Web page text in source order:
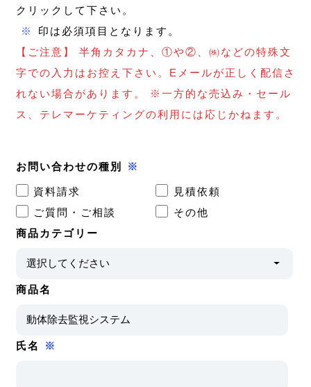
クリックして下さい。
※
印は必須項目となります。
【ご注意】 半角カタカナ、①や②、㈱などの特殊文
字での入力はお控え下さい。Eメールが正しく配信さ
れない場合があります。 ※一方的な売込み・セール
ス、テレマーケティングの利用には応じかねます。
お問い合わせの種別 ※
資料請求
見積依頼
ご質問・ご相談
その他
商品カテゴリー
商品名
氏名 ※